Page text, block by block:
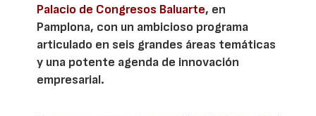
Palacio de Congresos Baluarte, en
Pamplona, con un ambicioso programa
articulado en seis grandes áreas temáticas
y una potente agenda de innovación
empresarial.